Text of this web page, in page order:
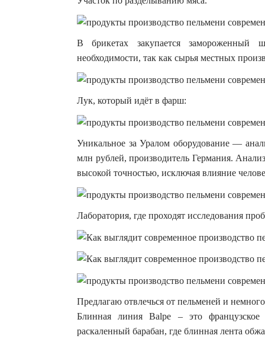
В брикетах закупается замороженный
необходимости, так как сырья местных
Лук, который идёт в фарш:
Уникальное за Уралом оборудование —
млн рублей, производитель Германия.
высокой точностью, исключая влияние
Лаборатория, где проходят исследования
Предлагаю отвлечься от пельменей и
Блинная линия Balpe – это французское
раскаленный барабан, где блинная лента